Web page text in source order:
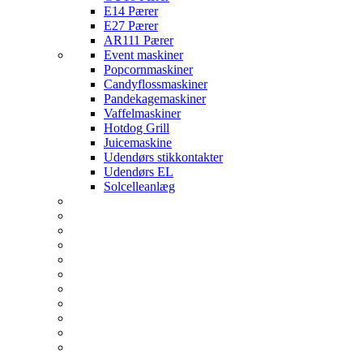
E14 Pærer
E27 Pærer
AR111 Pærer
Event maskiner
Popcornmaskiner
Candyflossmaskiner
Pandekagemaskiner
Vaffelmaskiner
Hotdog Grill
Juicemaskine
Udendørs stikkontakter
Udendørs EL
Solcelleanlæg